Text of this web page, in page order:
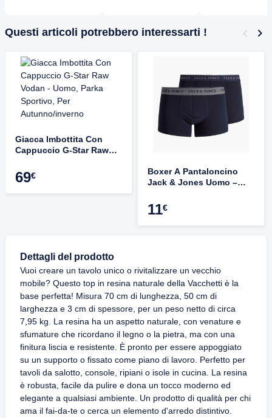
Questi articoli potrebbero interessarti !
Giacca Imbottita Con
Cappuccio G-Star Raw
Sportivo, Per
Autunno/inverno
69€
Boxer A Pantaloncino
Jack & Jones Uomo –
Cotone Elastan, Comodi
E Morbidi
11€
Dettagli del prodotto
Vuoi creare un tavolo unico o rivitalizzare un vecchio
mobile? Questo top in resina naturale della Vacchetti è la
base perfetta! Misura 70 cm di lunghezza, 50 cm di
larghezza e 3 cm di spessore, per un peso netto di circa
7,95 kg. La resina ha un aspetto naturale, con venature e
sfumature che ricordano il legno o la pietra, ma con una
finitura liscia e resistente. È pronto per essere appoggiato
su un supporto o fissato come piano di lavoro. Perfetto per
tavoli da salotto, console, ripiani o isole in cucina. La resina
è robusta, facile da pulire e dona un tocco moderno ed
elegante a qualsiasi ambiente. Un prodotto di qualità per chi
ama il fai-da-te o cerca un elemento d'arredo distintivo.